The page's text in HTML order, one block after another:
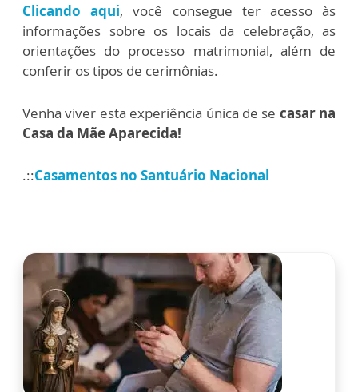
Clicando aqui,você consegue ter acesso às
informações sobre os locais da celebração, as
orientações do processo matrimonial, além de
conferir os tipos de cerimônias.
Venha viver esta experiência única de se casar na
Casa da Mãe Aparecida!
.::Casamentos no Santuário Nacional